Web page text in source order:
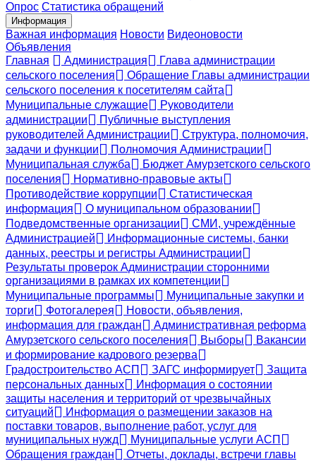
Опрос Статистика обращений
Информация
Важная информация Новости Видеоновости
Объявления
Главная
Администрация
Глава администрации
сельского поселения
Обращение Главы администрации
сельского поселения к посетителям сайта
Муниципальные служащие
Руководители
администрации
Публичные выступления
руководителей Администрации
Структура, полномочия,
задачи и функции
Полномочия Администрации
Муниципальная служба
Бюджет Амурзетского сельского
поселения
Нормативно-правовые акты
Противодействие коррупции
Статистическая
информация
О муниципальном образовании
Подведомственные организации
СМИ, учреждённые
Администрацией
Информационные системы, банки
данных, реестры и регистры Администрации
Результаты проверок Администрации сторонними
организациями в рамках их компетенции
Муниципальные программы
Муниципальные закупки и
торги
Фотогалерея
Новости, объявления,
информация для граждан
Административная реформа
Амурзетского сельского поселения
Выборы
Вакансии
и формирование кадрового резерва
Градостроительство АСП
ЗАГС информирует
Защита
персональных данных
Информация о состоянии
защиты населения и территорий от чрезвычайных
ситуаций
Информация о размещении заказов на
поставки товаров, выполнение работ, услуг для
муниципальных нужд
Муниципальные услуги АСП
Обращения граждан
Отчеты, доклады, встречи главы